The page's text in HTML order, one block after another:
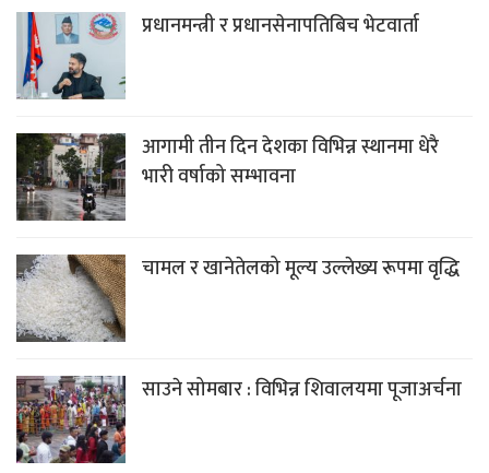
प्रधानमन्त्री र प्रधानसेनापतिबिच भेटवार्ता
आगामी तीन दिन देशका विभिन्न स्थानमा धेरै
भारी वर्षाको सम्भावना
चामल र खानेतेलको मूल्य उल्लेख्य रूपमा वृद्धि
साउने सोमबार : विभिन्न शिवालयमा पूजाअर्चना